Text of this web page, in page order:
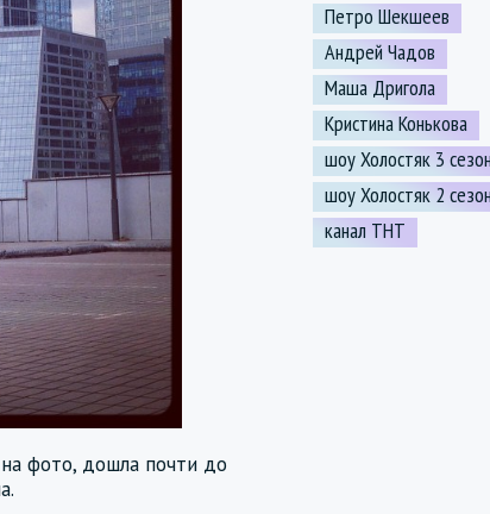
фото, дошла почти до
Петро Шекшеев
Андрей Чадов
Маша Дригола
Кристина Конькова
шоу Холостяк 3
шоу Холостяк 2
канал ТНТ